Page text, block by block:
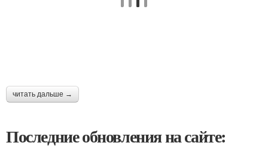
читать дальше →
Последние обновления на сайте: